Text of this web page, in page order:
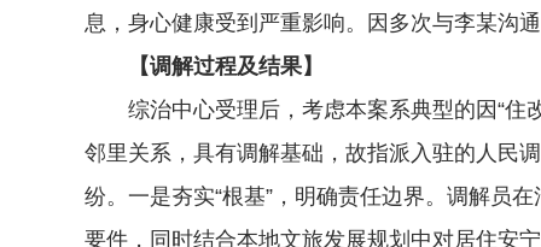
息，身心健康受到严重影响。因多次与李某沟
【调解过程及结果】
综治中心受理后，考虑本案系典型的因“住
邻里关系，具有调解基础，故指派入驻的人民
纷。一是夯实“根基”，明确责任边界。调解员
要件，同时结合本地文旅发展规划中对居住安